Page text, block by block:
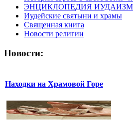
ЭНЦИКЛОПЕДИЯ
Иудейские святыни и храмы
Священная книга
Новости религии
Новости:
Находки на Храмовой Горе